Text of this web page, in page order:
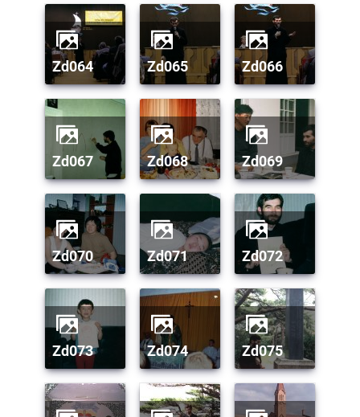
zd064 zd065 zd066
zd067 zd068 zd069
zd070 zd071 zd072
zd073 zd074 zd075